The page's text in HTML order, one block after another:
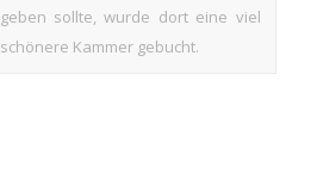
geben sollte, wurde dort eine viel
schönere Kammer gebucht.